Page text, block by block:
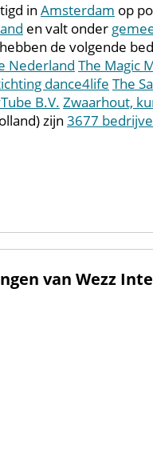
in Amsterdam op
en valt onder
de volgende
Nederland The Magic
dance4life The
B.V. Zwaarhout,
zijn 3677
van Wezz